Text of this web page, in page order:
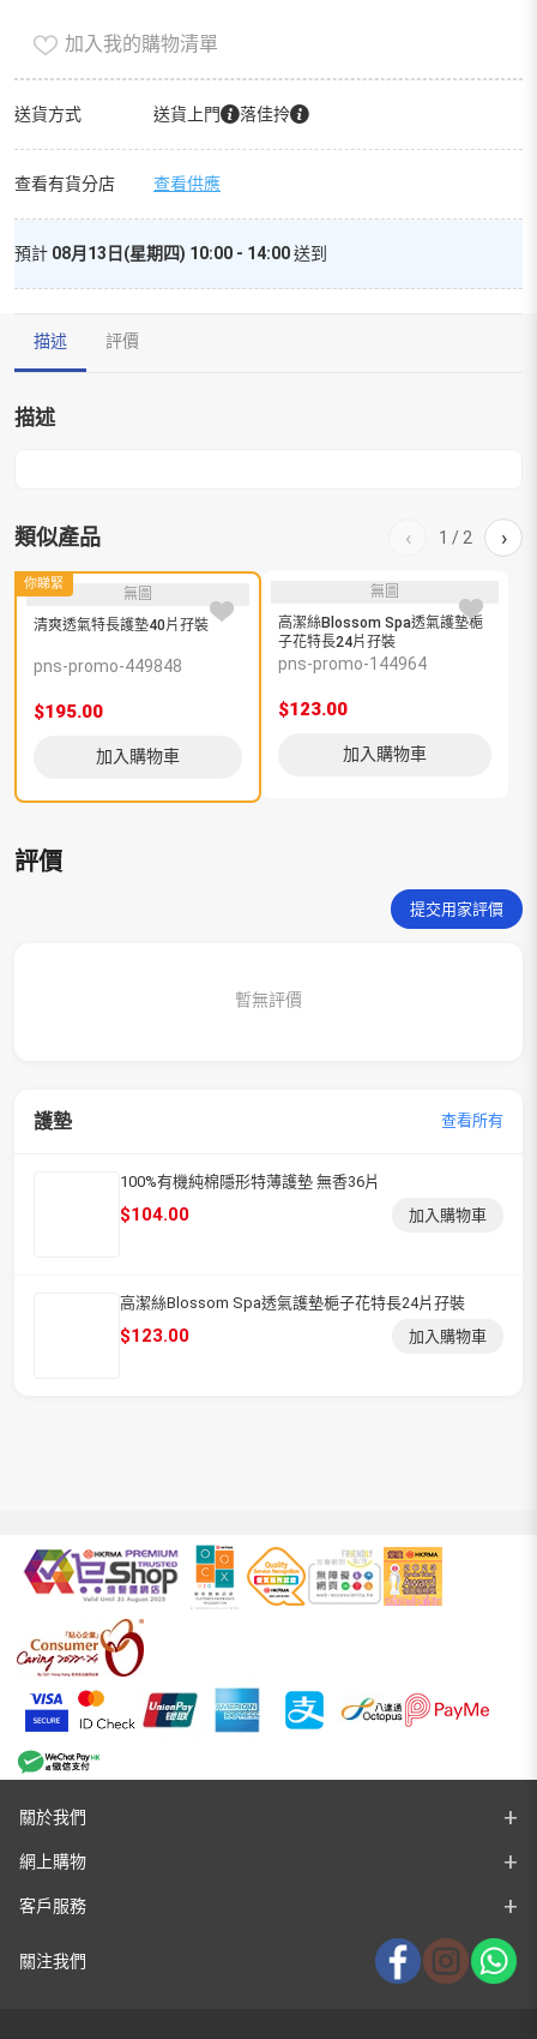
特
長
40
片
孖
裝
加入我的購物清單
送貨方式 送貨上門 落佳拎
查看有貨分店 查看供應
預計 08月13日(星期四) 10:00 - 14:00送到
描述 評價
描述
類似產品 ‹ 1 / 2 ›
你睇緊
無圖
清爽透氣特長護墊40片孖裝
pns-promo-449848
$195.00
加入購物車
無圖
高潔絲Blossom Spa透氣護墊梔
子花特長24片孖裝
pns-promo-144964
$123.00
加入購物車
評價
提交用家評價
暫無評價
護墊 查看所有
100%有機純棉隱形特薄護墊 無香36片
$104.00 加入購物車
高潔絲Blossom Spa透氣護墊梔子花特長24片孖裝
$123.00 加入購物車
關於我們
網上購物
客戶服務
關注我們